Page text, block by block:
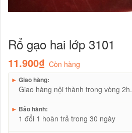
Rổ gạo hai lớp 3101
11.900₫ Còn hàng
► Giao hàng:
Giao hàng nội thành trong vòng 2h.
► Bảo hành:
1 đổi 1 hoàn trả trong 30 ngày